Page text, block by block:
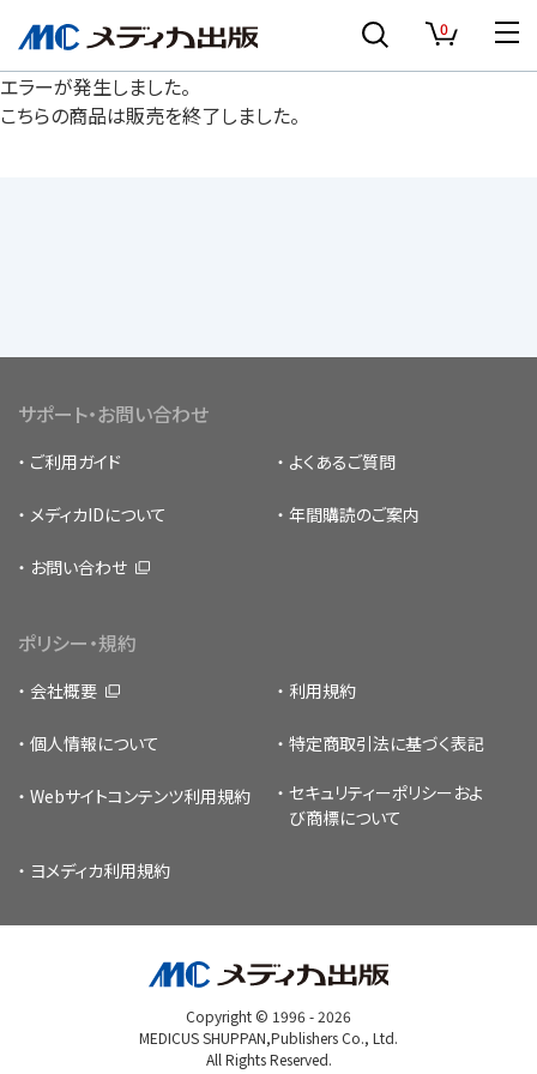
0
エラーが発生しました。
こちらの商品は販売を終了しました。
サポート・お問い合わせ
ご利用ガイド よくあるご質問
メディカIDについて 年間購読のご案内
お問い合わせ
ポリシー・規約
会社概要 利用規約
個人情報について 特定商取引法に基づく表記
Webサイトコンテンツ利用規約 セキュリティーポリシー およ
び商標について
ヨメディカ利用規約
Copyright © 1996 -2026
MEDICUS SHUPPAN,Publishers Co., Ltd.
All Rights Reserved.